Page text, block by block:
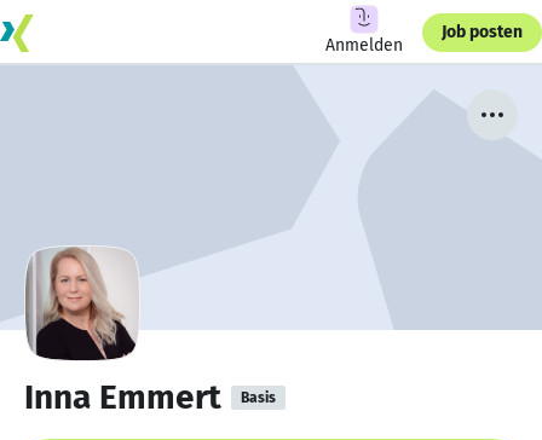
Anmelden
Job posten
Inna Emmert Basis